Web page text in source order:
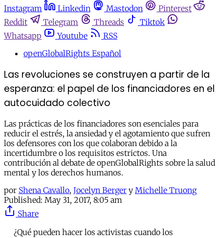
Instagram
Linkedin Mastodon
Pinterest
Reddit
Telegram Threads
Tiktok
Whatsapp
Youtube
RSS
openGlobalRights Español
Las revoluciones se construyen a partir de la
esperanza: el papel de los financiadores en el
autocuidado colectivo
Las prácticas de los financiadores son esenciales para
reducir el estrés, la ansiedad y el agotamiento que sufren
los defensores con los que colaboran debido a la
incertidumbre o los requisitos estrictos. Una
contribución al debate de openGlobalRights sobre la salud
mental y los derechos humanos.
por Shena Cavallo, Jocelyn Berger y Michelle Truong
Published: May 31, 2017, 8:05 am
Share
¿Qué pueden hacer los activistas cuando los